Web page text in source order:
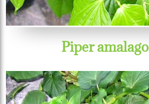
Piper amalago